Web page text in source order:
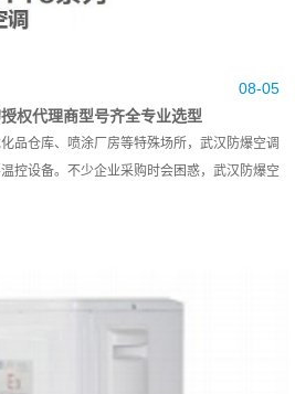
08-05
权代理商型号齐全专业选型
品仓库、喷涂厂房等特殊场所，武汉防爆空调
控设备。不少企业采购时会困惑，武汉防爆空